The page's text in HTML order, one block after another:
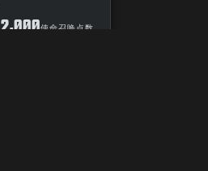
2,000使命召唤点数